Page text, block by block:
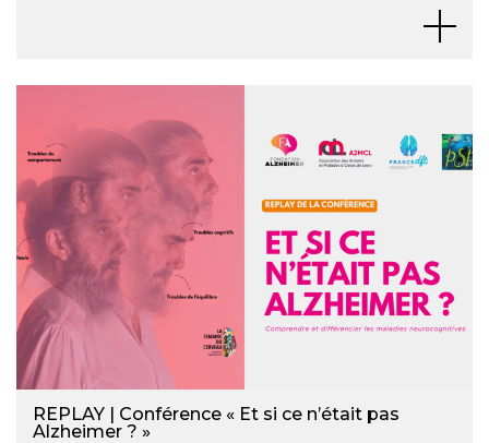
REPLAY | Conférence « Et si ce n’était pas
Alzheimer ? »